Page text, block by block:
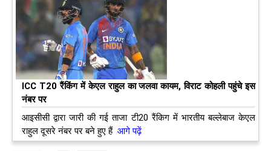
ICC T20 रैंकिंग में केएल राहुल का जलवा कायम, विराट कोहली पहुंचे इस
नंबर पर
आइसीसी द्वारा जारी की गई ताजा टी20 रैंकिग में भारतीय बल्लेबाज केएल
राहुल दूसरे नंबर पर बने हुए हैंआगे पढ़ें